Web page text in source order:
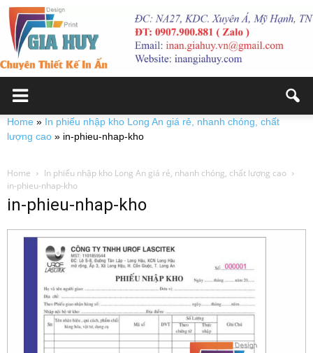
Home » In phiếu nhập kho Long An giá rẻ, nhanh chóng, chất
lượng cao » in-phieu-nhap-kho
Home
In phiếu nhập kho Long An giá rẻ, nhanh chóng, chất lượng cao
in-phieu-nhap-kho
in-phieu-nhap-kho